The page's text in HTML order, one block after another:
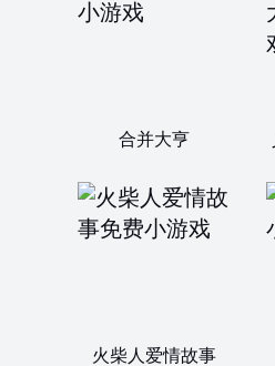
合并大亨
火柴人爱情故事